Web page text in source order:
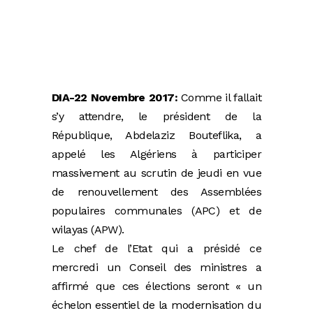
DIA-22 Novembre 2017:Comme il fallait
s’y attendre, le président de la
République, Abdelaziz Bouteflika, a
appelé les Algériens à participer
massivement au scrutin de jeudi en vue
de renouvellement des Assemblées
populaires communales (APC) et de
wilayas (APW).
Le chef de l’Etat qui a présidé ce
mercredi un Conseil des ministres a
affirmé que ces élections seront « un
échelon essentiel de la modernisation du